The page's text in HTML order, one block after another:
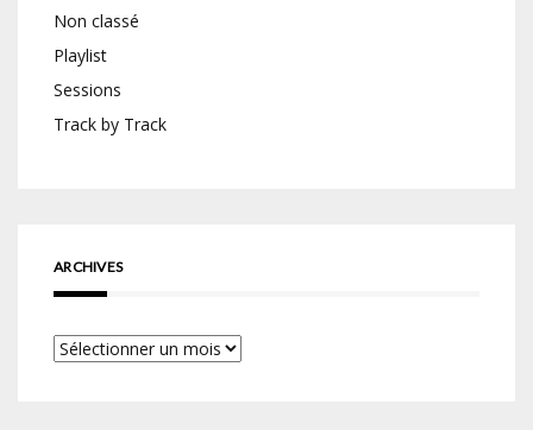
Non classé
Playlist
Sessions
Track by Track
ARCHIVES
Archives